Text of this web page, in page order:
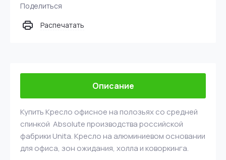
Поделиться
Распечатать
Описание
Купить Кресло офисное на полозьях со средней
спинкой Absolute производства российской
фабрики Unita. Кресло на алюминиевом основании
для офиса, зон ожидания, холла и коворкинга.